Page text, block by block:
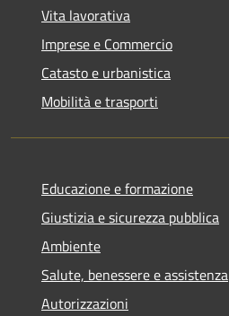
Vita lavorativa
Imprese e Commercio
Catasto e urbanistica
Mobilità e trasporti
Educazione e formazione
Giustizia e sicurezza pubblica
Ambiente
Salute, benessere e assistenza
Autorizzazioni